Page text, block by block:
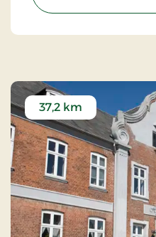
37,2 km